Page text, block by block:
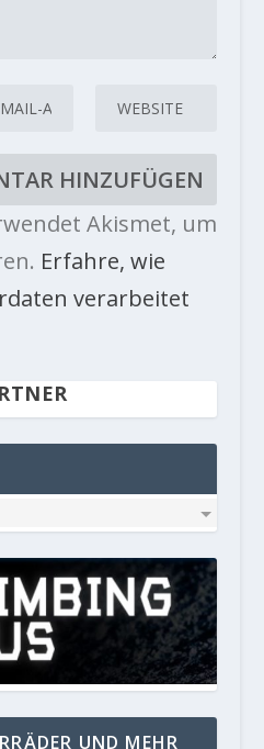
Akismet, um
Erfahre, wie
verarbeitet
UND MEHR